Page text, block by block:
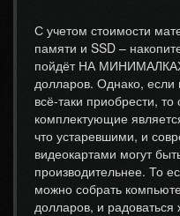
С учетом стоимости
памяти и SSD –
пойдёт НА
долларов. Однако, если
всё-таки приобрести, то
комплектующие
что устаревшими, и
видеокартами могут
производительнее. То
можно собрать
долларов, и радоваться